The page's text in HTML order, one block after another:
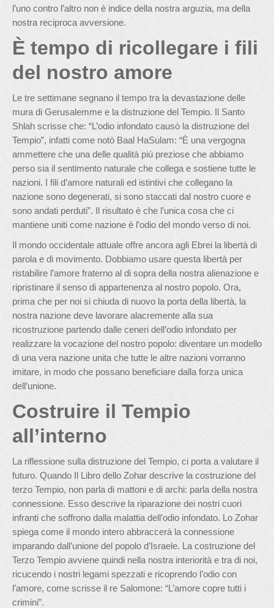
l’uno contro l’altro non è indice della nostra arguzia, ma della
nostra reciproca avversione.
È tempo di ricollegare i fili
del nostro amore
Le tre settimane segnano il tempo tra la devastazione delle
mura di Gerusalemme e la distruzione del Tempio. Il Santo
Shlah scrisse che: “L’odio infondato causò la distruzione del
Tempio”, infatti come notò Baal HaSulam: “È una vergogna
ammettere che una delle qualità più preziose che abbiamo
perso sia il sentimento naturale che collega e sostiene tutte le
nazioni. I fili d’amore naturali ed istintivi che collegano la
nazione sono degenerati, si sono staccati dal nostro cuore e
sono andati perduti”. Il risultato è che l’unica cosa che ci
mantiene uniti come nazione è l’odio del mondo verso di noi.
Il mondo occidentale attuale offre ancora agli Ebrei la libertà di
parola e di movimento. Dobbiamo usare questa libertà per
ristabilire l’amore fraterno al di sopra della nostra alienazione e
ripristinare il senso di appartenenza al nostro popolo. Ora,
prima che per noi si chiuda di nuovo la porta della libertà, la
nostra nazione deve lavorare alacremente alla sua
ricostruzione partendo dalle ceneri dell’odio infondato per
realizzare la vocazione del nostro popolo: diventare un modello
di una vera nazione unita che tutte le altre nazioni vorranno
imitare, in modo che possano beneficiare dalla forza unica
dell’unione.
Costruire il Tempio
all’interno
La riflessione sulla distruzione del Tempio, ci porta a valutare il
futuro. Quando Il Libro dello Zohar descrive la costruzione del
terzo Tempio, non parla di mattoni e di archi: parla della nostra
connessione. Esso descrive la riparazione dei nostri cuori
infranti che soffrono dalla malattia dell’odio infondato. Lo Zohar
spiega come il mondo intero abbraccerà la connessione
imparando dall’unione del popolo d’Israele. La costruzione del
Terzo Tempio avviene quindi nella nostra interiorità e tra di noi,
ricucendo i nostri legami spezzati e ricoprendo l’odio con
l’amore, come scrisse il re Salomone: “L’amore copre tutti i
crimini”.